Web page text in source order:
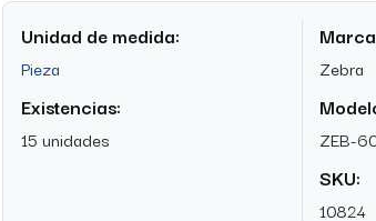
Unidad de medida:
Pieza
Existencias:
15 unidades
Zebra
ZEB-
SKU:
10824